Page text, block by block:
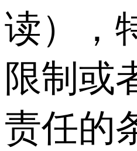
读），
限制或
责任的